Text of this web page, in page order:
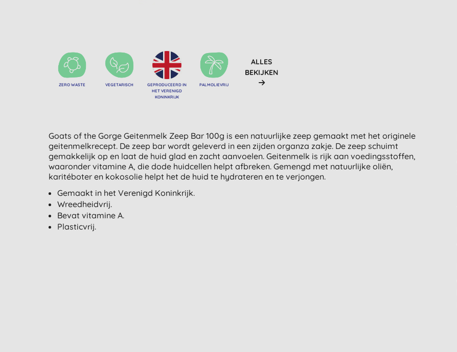
ZERO WASTE VEGETARISCH
GEPRODUCEERD IN
HET VERENIGD
KONINKRIJK
PALMOLIEVRIJ
ALLES
BEKIJKEN
Goats of the Gorge Geitenmelk Zeep Bar 100g is een natuurlijke zeep gemaakt met het originele
geitenmelkrecept. De zeep bar wordt geleverd in een zijden organza zakje. De zeep schuimt
gemakkelijk op en laat de huid glad en zacht aanvoelen. Geitenmelk is rijk aan voedingsstoffen,
waaronder vitamine A, die dode huidcellen helpt afbreken. Gemengd met natuurlijke oliën,
karitéboter en kokosolie helpt het de huid te hydrateren en te verjongen.
Gemaakt in het Verenigd Koninkrijk.
Wreedheidvrij.
Bevat vitamine A.
Plasticvrij.